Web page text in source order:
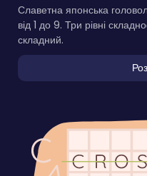
Славетна японська
від 1 до 9. Три рівні
складний.